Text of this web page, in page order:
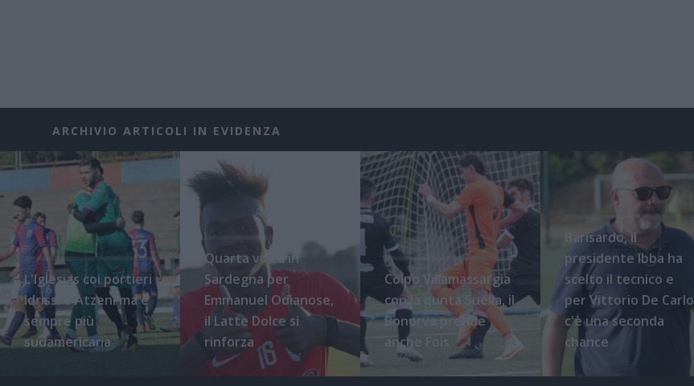
ARCHIVIO ARTICOLI IN EVIDENZA
L'Iglesias coi portieri
Idrissi e Atzeni ma è
sempre più
sudamericana
Quarta volta in
Sardegna per
Emmanuel Odianose,
il Latte Dolce si
rinforza
Colpo Villamassargia
con la punta Suella, il
Bonorva prende
anche Fois
Barisardo, il
presidente Ibba ha
scelto il tecnico e
per Vittorio De Carlo
c'è una seconda
chance